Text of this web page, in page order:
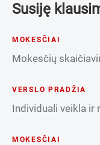
Susiję
MOKESČIAI
Mokesčių
VERSLO PRADŽIA
Individuali veikla ir
MOKESČIAI